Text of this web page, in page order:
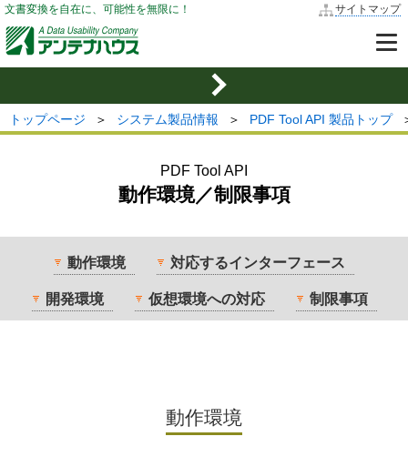
文書変換を自在に、可能性を無限に！ サイトマップ
トップページ ＞ システム製品情報 ＞ PDF Tool API 製品トップ
PDF Tool API
動作環境／制限事項
動作環境 対応するインターフェース
開発環境 仮想環境への対応 制限事項
動作環境